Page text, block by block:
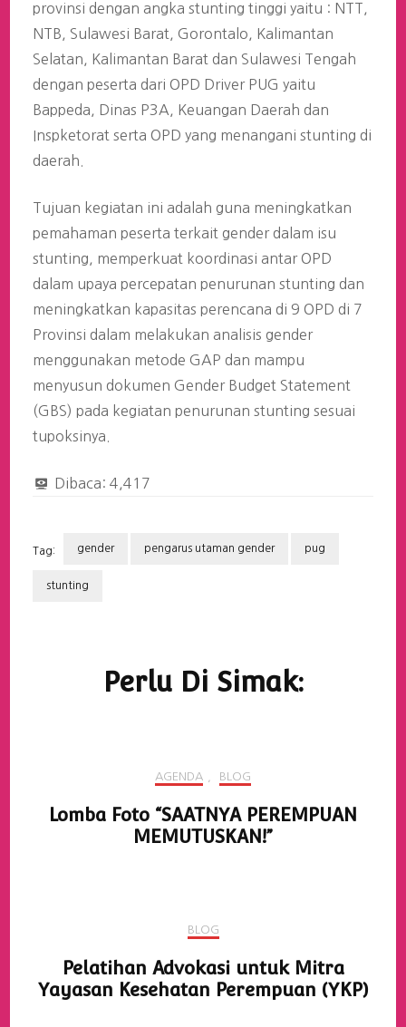
provinsi dengan angka stunting tinggi yaitu : NTT,
NTB, Sulawesi Barat, Gorontalo, Kalimantan
Selatan, Kalimantan Barat dan Sulawesi Tengah
dengan peserta dari OPD Driver PUG yaitu
Bappeda, Dinas P3A, Keuangan Daerah dan
Inspketorat serta OPD yang menangani stunting di
daerah.
Tujuan kegiatan ini adalah guna meningkatkan
pemahaman peserta terkait gender dalam isu
stunting, memperkuat koordinasi antar OPD
dalam upaya percepatan penurunan stunting dan
meningkatkan kapasitas perencana di 9 OPD di 7
Provinsi dalam melakukan analisis gender
menggunakan metode GAP dan mampu
menyusun dokumen Gender Budget Statement
(GBS) pada kegiatan penurunan stunting sesuai
tupoksinya.
Dibaca: 4,417
Tag: gender pengarus utaman gender pug
stunting
Perlu Di Simak:
AGENDA BLOG
Lomba Foto “SAATNYA PEREMPUAN
MEMUTUSKAN!”
BLOG
Pelatihan Advokasi untuk Mitra
Yayasan Kesehatan Perempuan (YKP)